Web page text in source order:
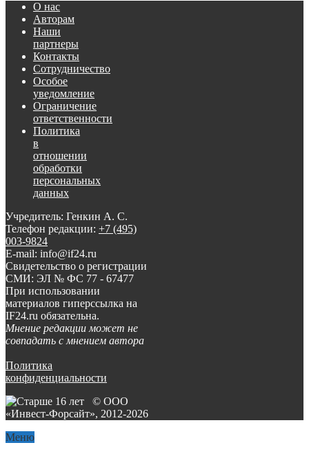
О нас
Авторам
Наши
партнеры
Контакты
Сотрудничество
Особое
уведомление
Ограничение
ответственности
Политика
в
отношении
обработки
персональных
данных
Учредитель: Генкин А. С.
Телефон редакции: +7 (495)
003-9824
E-mail: info@if24.ru
Свидетельство о регистрации
СМИ: ЭЛ № ФС 77 - 67477
При использовании
материалов гиперссылка на
IF24.ru обязательна.
Мнение редакции может не
совпадать с мнением автора
Политика
конфиденциальности
© ООО
«Инвест-Форсайт», 2012-2026
Меню